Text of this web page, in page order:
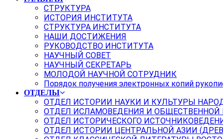
СТРУКТУРА
ИСТОРИЯ ИНСТИТУТА
СТРУКТУРА ИНСТИТУТА
НАШИ ДОСТИЖЕНИЯ
РУКОВОДСТВО ИНСТИТУТА
НАУЧНЫЙ СОВЕТ
НАУЧНЫЙ СЕКРЕТАРЬ
МОЛОДОЙ НАУЧНОЙ СОТРУДНИК
Порядок получения электронных копий
ОТДЕЛЫ
ОТДЕЛ ИСТОРИИ НАУКИ И КУЛЬТУРЫ
ОТДЕЛ ИСЛАМОВЕДЕНИЯ И
ОТДЕЛ ИСТОРИЧЕСКОГО
ОТДЕЛ ИСТОРИИ ЦЕНТРАЛЬНОЙ АЗИИ